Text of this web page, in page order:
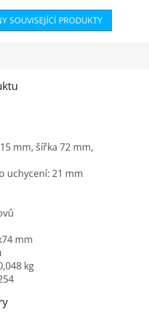
SOUVISEJÍCÍ PRODUKTY
mm, šířka 72 mm,
uchycení: 21 mm
mm
kg